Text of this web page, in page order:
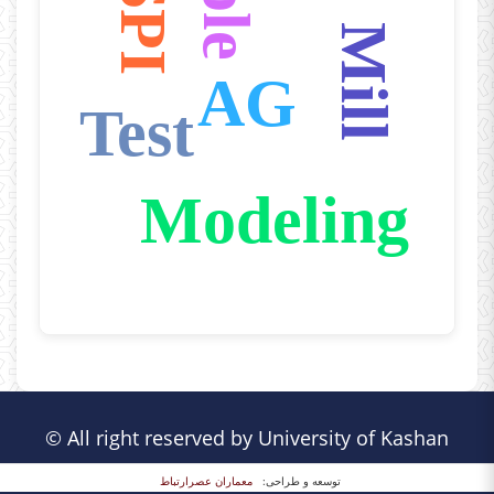
AG Mill
Modeling
SPI
Test
© All right reserved by University of Kashan
توسعه و طراحی: معماران عصر‌ارتباط